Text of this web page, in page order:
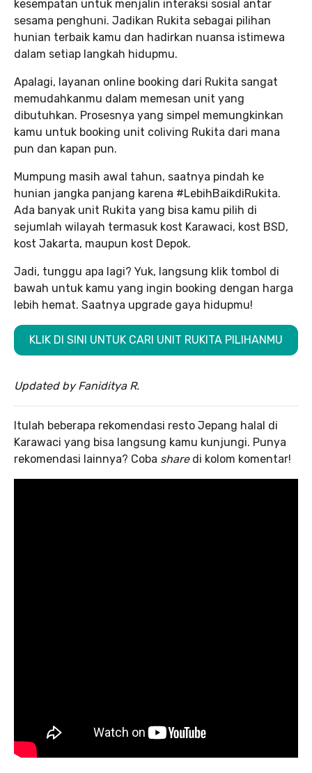
kesempatan untuk menjalin interaksi sosial antar
sesama penghuni. Jadikan Rukita sebagai pilihan
hunian terbaik kamu dan hadirkan nuansa istimewa
dalam setiap langkah hidupmu.
Apalagi, layanan online booking dari Rukita sangat
memudahkanmu dalam memesan unit yang
dibutuhkan. Prosesnya yang simpel memungkinkan
kamu untuk booking unit coliving Rukita dari mana
pun dan kapan pun.
Mumpung masih awal tahun, saatnya pindah ke
hunian jangka panjang karena #LebihBaikdiRukita.
Ada banyak unit Rukita yang bisa kamu pilih di
sejumlah wilayah termasuk kost Karawaci, kost BSD,
kost Jakarta, maupun kost Depok.
Jadi, tunggu apa lagi? Yuk, langsung klik tombol di
bawah untuk kamu yang ingin booking dengan harga
lebih hemat. Saatnya upgrade gaya hidupmu!
KLIK DI SINI UNTUK CARI UNIT RUKITA PILIHANMU
Updated by Faniditya R.
Itulah beberapa rekomendasi resto Jepang halal di
Karawaci yang bisa langsung kamu kunjungi. Punya
rekomendasi lainnya? Coba share di kolom komentar!